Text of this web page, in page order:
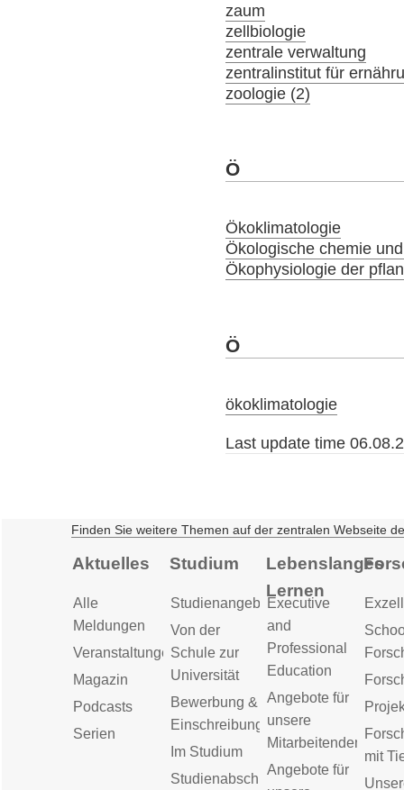
zaum
zellbiologie
zentrale verwaltung
zentralinstitut für
zoologie (2)
Ö
Ökoklimatologie
Ökologische chemie
Ökophysiologie der
Ö
ökoklimatologie
Last update time
Finden Sie weitere Themen auf der zentralen Webseite
Aktuelles
Alle
Meldungen
Veranstaltungen
Magazin
Podcasts
Serien
Studium
Studienangebot
Von der
Schule zur
Universität
Bewerbung &
Einschreibung
Im Studium
Studienabschluss
Lebenslanges
Lernen
Executive
and
Professional
Education
Angebote für
unsere
Mitarbeitenden
Angebote für
mit